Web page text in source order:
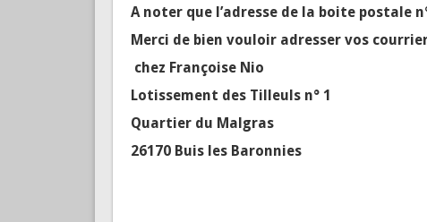
Contact :fservant1@orange.fr
A noter que l’adresse de la boite postale
Merci de bien vouloir adresser vos
chez Françoise Nio
Lotissement des Tilleuls n° 1
Quartier du Malgras